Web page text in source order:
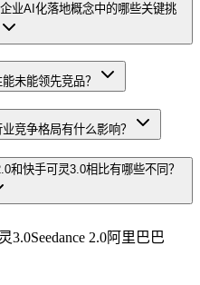
业AI化落地概念中的哪些关键挑
未能领先竞品？
竞争格局有什么影响？
和快手可灵3.0相比有哪些不同？
3.0Seedance 2.0阿里巴巴